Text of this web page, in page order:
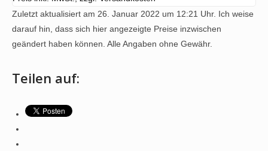
Zuletzt aktualisiert am 26. Januar 2022 um 12:21 Uhr. Ich weise
darauf hin, dass sich hier angezeigte Preise inzwischen
geändert haben können. Alle Angaben ohne Gewähr.
Teilen auf: